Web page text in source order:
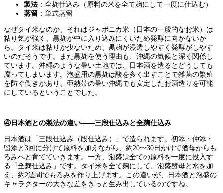
製法 ：全麹仕込み（原料の米を全て麹にして一度に仕込む）
蒸留 ：単式蒸留
なぜタイ米なのか、それはジャポニカ米（日本の一般的なお米）は
粘り気が強く、黒麹が中に入り込みにくいため発酵に向かないか
ら。タイ米は粘りが少ないため、黒麹が浸透しやすく発酵がしやす
いのだそうです。また黒麹を使う理由も、沖縄の気候と深く関係し
ています。沖縄のような暑い土地では、日本酒を造るとどうしても
腐ってしまいます。泡盛用の黒麹は酸を多く出すことで雑菌の繁殖
を防ぐ働きがあり、亜熱帯の暑い沖縄でも安定したお酒造りを可能
にしているということでした。
④日本酒との製法の違い——三段仕込みと全麹仕込み
日本酒は「三段仕込み（段仕込み）」で造られます。初添・仲添・
留添と3回に分けて原料を加えながら、約20〜30日かけて酒母からも
ろみへと育てていきます。一方、泡盛は全ての原料を一度に投入す
る「全麹仕込み」です。タイ米を全て麹にして、泡盛酵母と水を加
え、約2週間でもろみを作り上げます。この違いが、日本酒と泡盛の
キャラクターの大きな差をきっと生み出しているのですね。